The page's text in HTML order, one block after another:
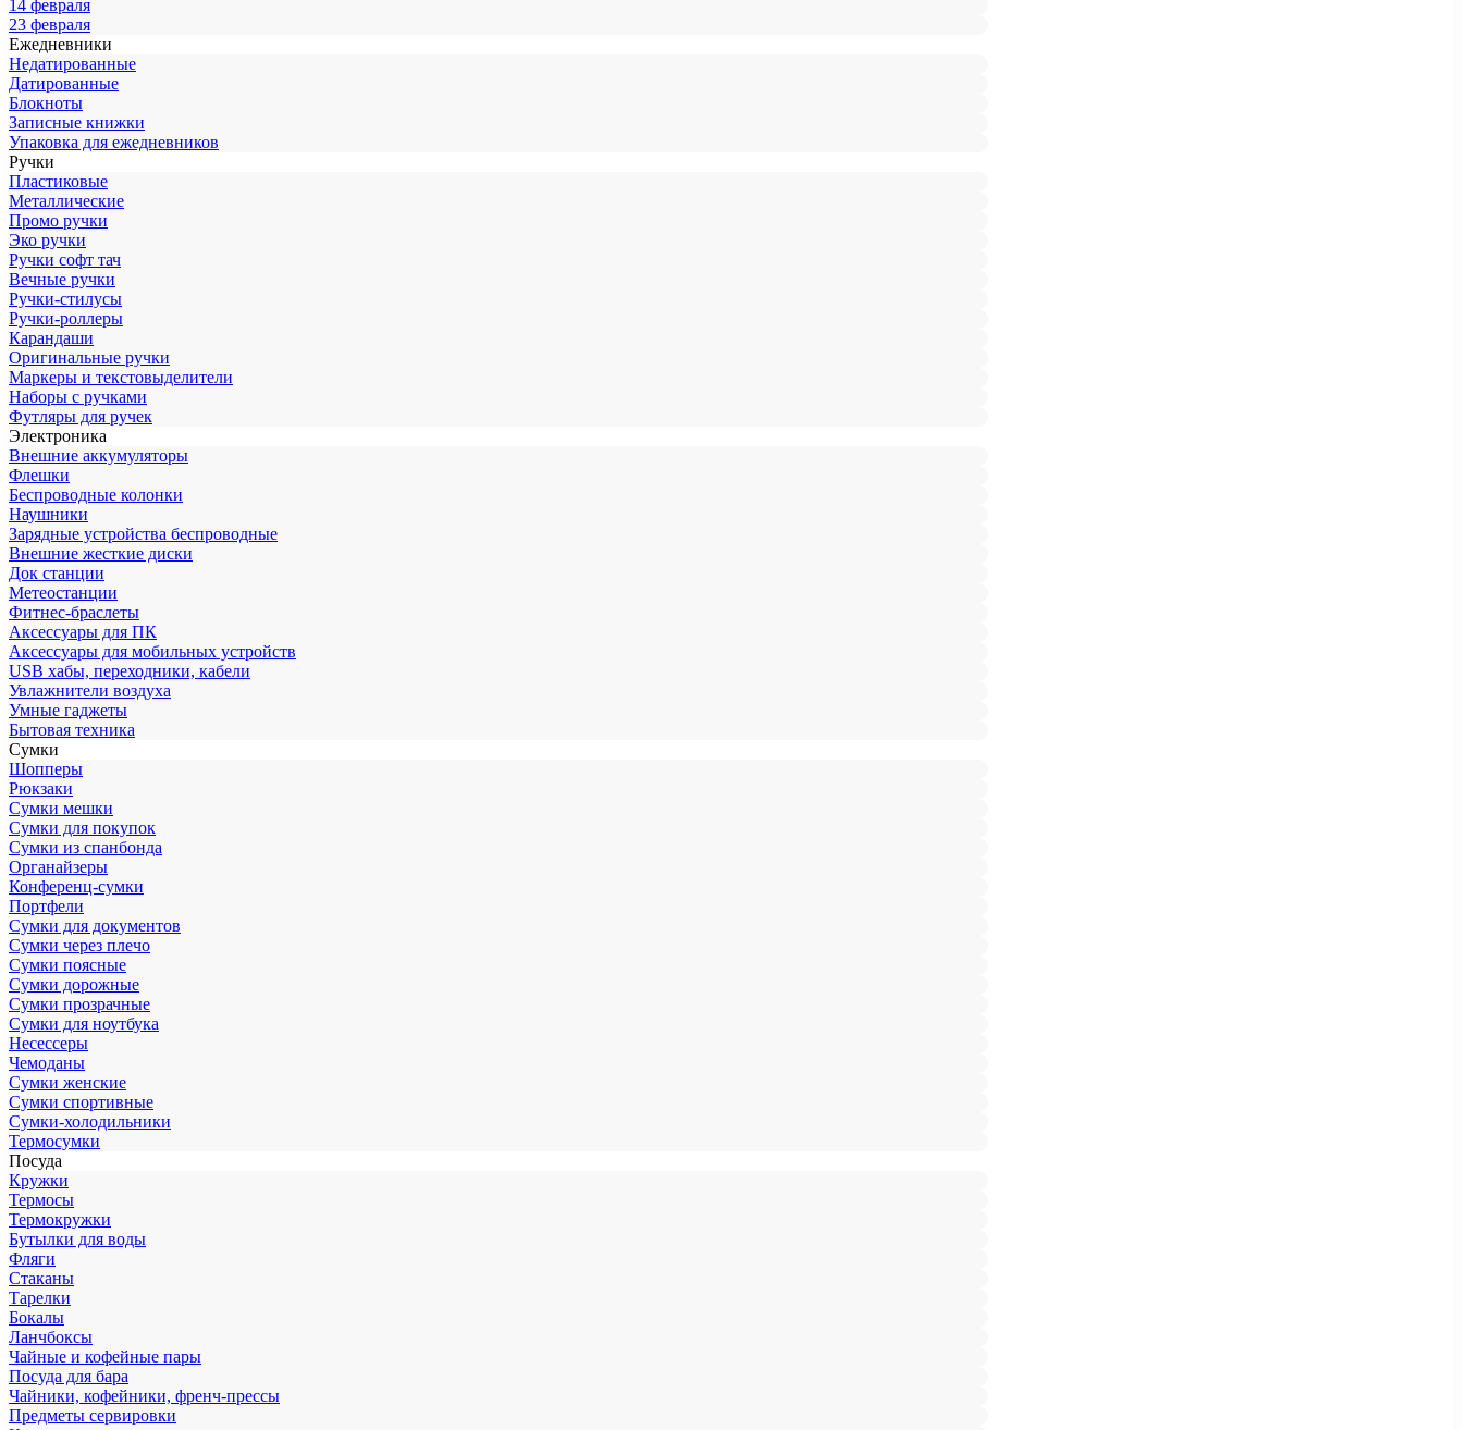
14 февраля
23 февраля
Ежедневники
Недатированные
Датированные
Блокноты
Записные книжки
Упаковка для ежедневников
Ручки
Пластиковые
Металлические
Промо ручки
Эко ручки
Ручки софт тач
Вечные ручки
Ручки-стилусы
Ручки-роллеры
Карандаши
Оригинальные ручки
Маркеры и текстовыделители
Наборы с ручками
Футляры для ручек
Электроника
Внешние аккумуляторы
Флешки
Беспроводные колонки
Наушники
Зарядные устройства беспроводные
Внешние жесткие диски
Док станции
Метеостанции
Фитнес-браслеты
Аксессуары для ПК
Аксессуары для мобильных устройств
USB хабы, переходники, кабели
Увлажнители воздуха
Умные гаджеты
Бытовая техника
Сумки
Шопперы
Рюкзаки
Сумки мешки
Сумки для покупок
Сумки из спанбонда
Органайзеры
Конференц-сумки
Портфели
Сумки для документов
Сумки через плечо
Сумки поясные
Сумки дорожные
Сумки прозрачные
Сумки для ноутбука
Несессеры
Чемоданы
Сумки женские
Сумки спортивные
Сумки-холодильники
Термосумки
Посуда
Кружки
Термосы
Термокружки
Бутылки для воды
Фляги
Стаканы
Тарелки
Бокалы
Ланчбоксы
Чайные и кофейные пары
Посуда для бара
Чайники, кофейники, френч-прессы
Предметы сервировки